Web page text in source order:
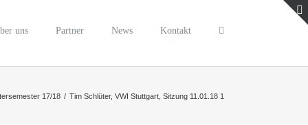
uns Partner News Kontakt
17/18 / Tim Schlüter, VWI Stuttgart, Sitzung 11.01.18 1